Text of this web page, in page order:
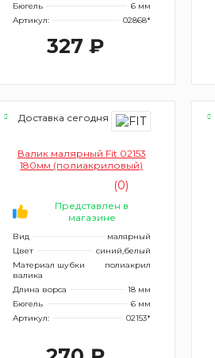
Бюгель
6 мм
Артикул:
02868*
327 ₽
Доставка сегодня
Валик малярный Fit 02153
180мм (полиакриловый)
(0)
Представлен в
магазине
Вид
малярный
Цвет
синий,белый
Материал шубки
валика
полиакрил
Длина ворса
18 мм
Бюгель
6 мм
Артикул:
02153*